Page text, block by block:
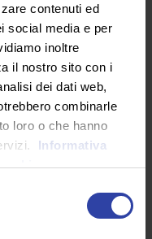
contenuti ed
social media e per
inoltre
il nostro sito con i
dei dati web,
combinarle
loro o che hanno
Informativa
500 euro de
il tuo
di più!